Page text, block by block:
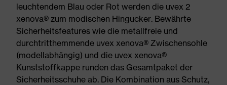
leuchtendem Blau oder Rot werden die uvex 2
xenova® zum modischen Hingucker. Bewährte
Sicherheitsfeatures wie die metallfreie und
durchtritthemmende uvex xenova® Zwischensohle
(modellabhängig) und die uvex xenova®
Kunststoffkappe runden das Gesamtpaket der
Sicherheitsschuhe ab. Die Kombination aus Schutz,